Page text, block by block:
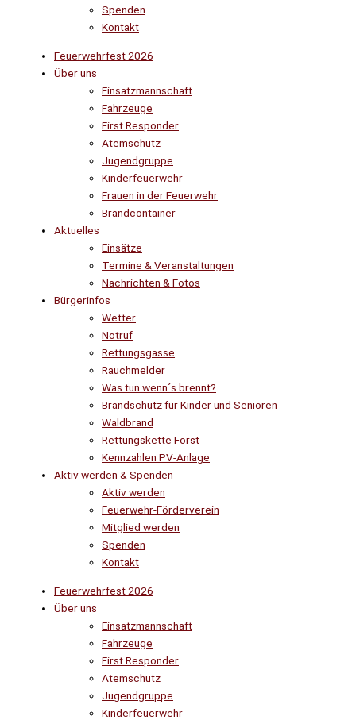
Spenden
Kontakt
Feuerwehrfest 2026
Über uns
Einsatzmannschaft
Fahrzeuge
First Responder
Atemschutz
Jugendgruppe
Kinderfeuerwehr
Frauen in der Feuerwehr
Brandcontainer
Aktuelles
Einsätze
Termine & Veranstaltungen
Nachrichten & Fotos
Bürgerinfos
Wetter
Notruf
Rettungsgasse
Rauchmelder
Was tun wenn´s brennt?
Brandschutz für Kinder und Senioren
Waldbrand
Rettungskette Forst
Kennzahlen PV-Anlage
Aktiv werden & Spenden
Aktiv werden
Feuerwehr-Förderverein
Mitglied werden
Spenden
Kontakt
Feuerwehrfest 2026
Über uns
Einsatzmannschaft
Fahrzeuge
First Responder
Atemschutz
Jugendgruppe
Kinderfeuerwehr